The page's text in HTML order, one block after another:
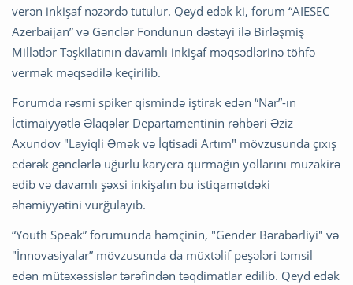
verən inkişaf nəzərdə tutulur. Qeyd edək ki, forum “AIESEC
Azerbaijan” və Gənclər Fondunun dəstəyi ilə Birləşmiş
Millətlər Təşkilatının davamlı inkişaf məqsədlərinə töhfə
vermək məqsədilə keçirilib.
Forumda rəsmi spiker qismində iştirak edən “Nar”-ın
İctimaiyyətlə Əlaqələr Departamentinin rəhbəri Əziz
Axundov "Layiqli Əmək və İqtisadi Artım" mövzusunda çıxış
edərək gənclərlə uğurlu karyera qurmağın yollarını müzakirə
edib və davamlı şəxsi inkişafın bu istiqamətdəki
əhəmiyyətini vurğulayıb.
“Youth Speak” forumunda həmçinin, "Gender Bərabərliyi" və
"İnnovasiyalar” mövzusunda da müxtəlif peşələri təmsil
edən mütəxəssislər tərəfindən təqdimatlar edilib. Qeyd edək